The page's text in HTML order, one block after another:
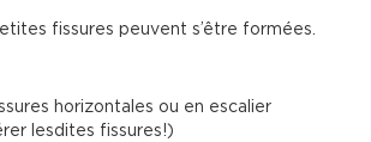
fissures peuvent s’être formées.
horizontales ou en escalier
lesdites fissures!)